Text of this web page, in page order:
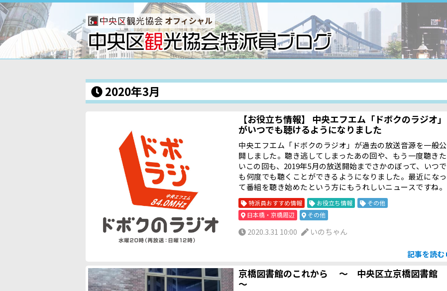
オフィシャル
2020年3月
【お役立ち情報】 中央エフエム「ドボクのラジオ」
がいつでも聴けるようになりました
中央エフエム「ドボクのラジオ」が過去の放送音源を一般公
開しました。聴き逃してしまったあの回や、もう一度聴きた
いこの回も、2019年5月の放送開始までさかのぼって、いつで
も何度でも聴くことができるようになりました。最近になっ
て番組を聴き始めたという方にもうれしいニュースですね。
ニュースリリースはこちらhttp://committees.jsce.or.jp/cprc
enter/system/files/20200323-NewsRelease-JSCE.pdf こち
らのページには「これまでの放送テーマおよびゲスト」が一
覧にまとめられています。
特派員おすすめ情報 お役立ち情報
その他
日本橋・京橋周辺
その他
2020.3.31 10:00 いのちゃん
記事を読む
京橋図書館のこれから ～ 中央区立京橋図書館
～